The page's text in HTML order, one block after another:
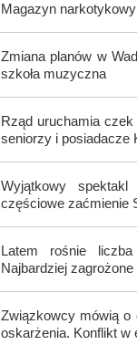
Magazyn
Zmiana planów w
szkoła muzyczna
Rząd uruchamia
seniorzy i posiadacze
Wyjątkowy
częściowe zaćmienie
Latem rośnie
Najbardziej
Związkowcy mówią o
oskarżenia. Konflikt w